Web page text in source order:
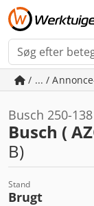
/ ... /
Busch 250-
Busch (
B)
Stand
Brugt